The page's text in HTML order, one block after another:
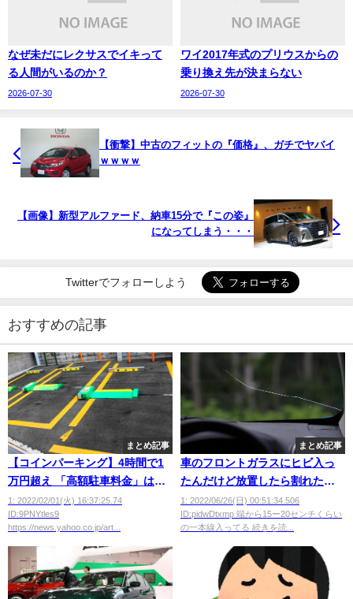
なぜ未だにレクサスでイキって
る人間がいるのか？
2026-07-30
ワイ2017年式のプリウスからの
乗り換え先が決まらない
2026-07-30
【衝撃】中古のフィットの『価格』、ガチでヤバイ
ｗｗｗｗ
【画像】新型アルファード、納車15分で『この姿』
になってしまう・・・
Twitterでフォローしよう
おすすめの記事
まとめ記事
【コインパーキング】4時間で1
万円超え 「高額駐車料金」は景
品表示法違反に該当か？ 消費者
庁「『有利誤認表示』の可能性
がある」
1: 2022/02/01(火) 16:37:25.74
ID:9PNYtles9
https://news.yahoo.co.jp/art...
まとめ記事
車のフロントガラスにヒビ入っ
たんだけど放置したら割れたり
する？
1: 2022/06/26(日) 00:51:34.506
ID:pidwDtxmp 端から15ー20センチくらい
の一本線入ってる 続きを読...